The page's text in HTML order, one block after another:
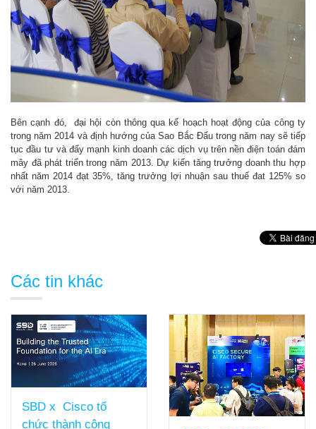
Bên cạnh đó, đại hội còn thông qua kế hoạch hoạt động của công ty
trong năm 2014 và định hướng của Sao Bắc Đẩu trong năm nay sẽ tiếp
tục đầu tư và đẩy mạnh kinh doanh các dịch vụ trên nền điện toán đám
mây đã phát triển trong năm 2013. Dự kiến tăng trưởng doanh thu hợp
nhất năm 2014 đạt 35%, tăng trưởng lợi nhuận sau thuế đat 125% so
với năm 2013.
Các tin khác
SBD x Cisco tổ
chức thành công